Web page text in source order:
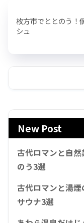
枚方市でととのう！
シュ
New Post
古代ロマンと自
のう3選
古代ロマンと湯
サウナ3選